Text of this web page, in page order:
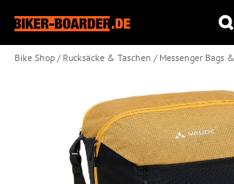
Bike Shop Rucksäcke & Taschen Messenger Bags